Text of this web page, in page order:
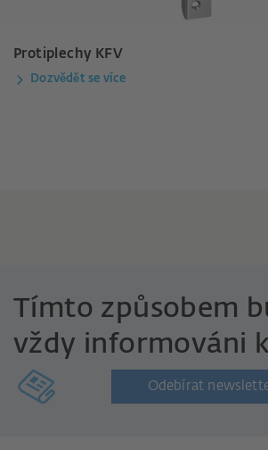
Protiplechy KFV
Dozvědět se více
Tímto způsobem
vždy informováni
Odebírat